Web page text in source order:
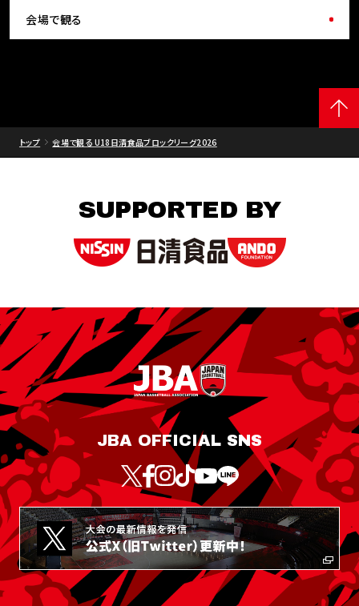
会場で観る
トップ 会場で観る U18日清食品ブロックリーグ2026
SUPPORTED BY
JBA OFFICIAL SNS